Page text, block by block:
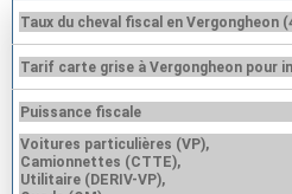
Taux du cheval fiscal en Vergongheon
Tarif carte grise à Vergongheon pour
Puissance fiscale
Voitures particulières (VP),
Camionnettes (CTTE),
Utilitaire (DERIV-VP),